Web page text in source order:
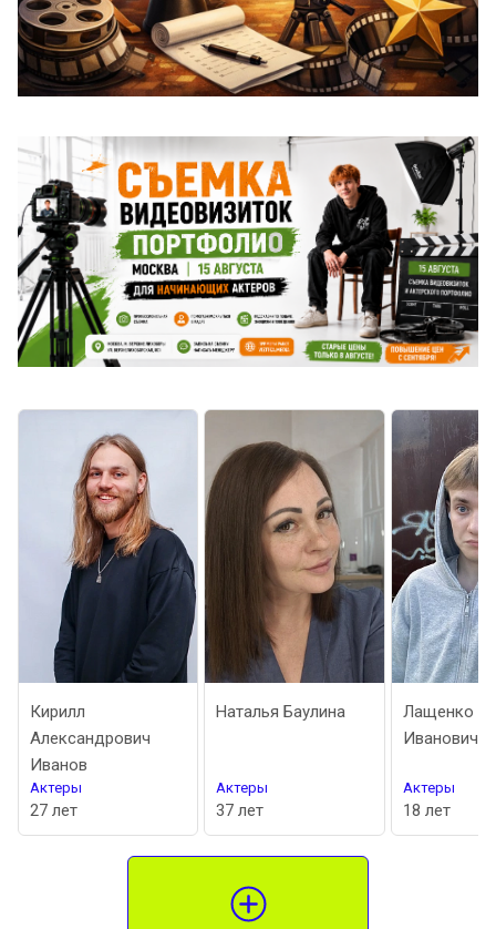
Кирилл
Александрович
Иванов
Актеры
27 лет
Наталья Баулина
Актеры
37 лет
Лащенко
Иванович
Актеры
18 лет